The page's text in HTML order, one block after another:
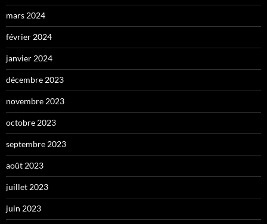
mars 2024
février 2024
janvier 2024
décembre 2023
novembre 2023
octobre 2023
septembre 2023
août 2023
juillet 2023
juin 2023